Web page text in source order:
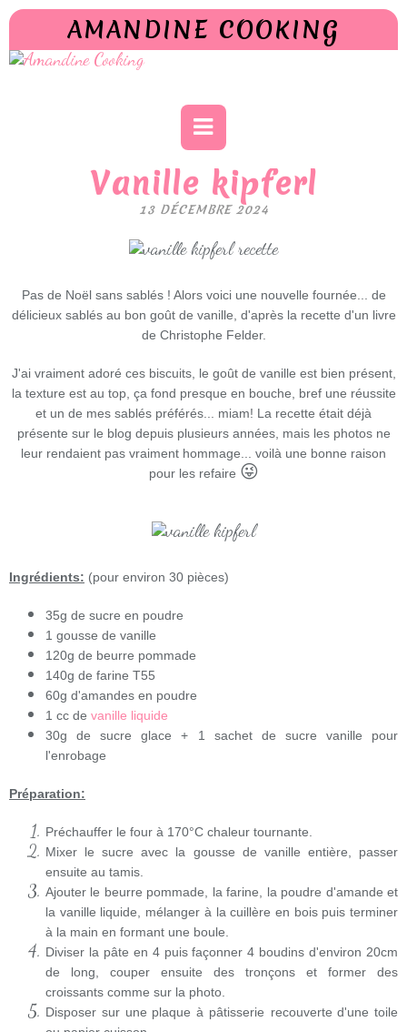
AMANDINE COOKING
Vanille kipferl
13 DÉCEMBRE 2024
Pas de Noël sans sablés ! Alors voici une nouvelle fournée... de
délicieux sablés au bon goût de vanille, d'après la recette d'un livre
de Christophe Felder.
J'ai vraiment adoré ces biscuits, le goût de vanille est bien présent,
la texture est au top, ça fond presque en bouche, bref une réussite
et un de mes sablés préférés... miam! La recette était déjà
présente sur le blog depuis plusieurs années, mais les photos ne
leur rendaient pas vraiment hommage... voilà une bonne raison
pour les refaire 😜
Ingrédients: (pour environ 30 pièces)
35g de sucre en poudre
1 gousse de vanille
120g de beurre pommade
140g de farine T55
60g d'amandes en poudre
1 cc de vanille liquide
30g de sucre glace + 1 sachet de sucre vanille pour
l'enrobage
Préparation:
Préchauffer le four à 170°C chaleur tournante.
Mixer le sucre avec la gousse de vanille entière, passer
ensuite au tamis.
Ajouter le beurre pommade, la farine, la poudre d'amande et
la vanille liquide, mélanger à la cuillère en bois puis terminer
à la main en formant une boule.
Diviser la pâte en 4 puis façonner 4 boudins d'environ 20cm
de long, couper ensuite des tronçons et former des
croissants comme sur la photo.
Disposer sur une plaque à pâtisserie recouverte d'une toile